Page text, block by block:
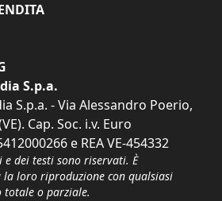
S.p.a.
S.p.a. - Via Alessandro Poerio,
Cap. Soc. i.v. Euro
e REA VE-454332
dei testi sono riservati. È
la loro riproduzione con qualsiasi
totale o parziale.